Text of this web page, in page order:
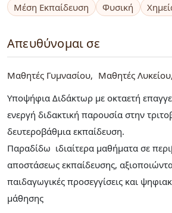
Μέση Εκπαίδευση Φυσική
Απευθύνομαι σε
Μαθητές Γυμνασίου Μαθητές Λυκείου
Υποψήφια Διδάκτωρ με οκταετή
ενεργή διδακτική παρουσία στην
δευτεροβάθμια εκπαίδευση.
Παραδίδω ιδιαίτερα μαθήματα σε
αποστάσεως εκπαίδευσης,
παιδαγωγικές προσεγγίσεις και
μάθησης